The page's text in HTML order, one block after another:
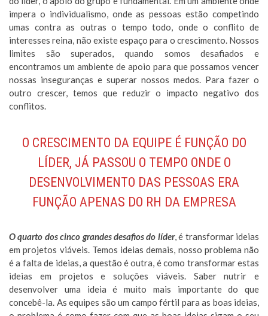
impera o individualismo, onde as pessoas estão competindo
umas contra as outras o tempo todo, onde o conflito de
interesses reina, não existe espaço para o crescimento. Nossos
limites são superados, quando somos desafiados e
encontramos um ambiente de apoio para que possamos vencer
nossas inseguranças e superar nossos medos. Para fazer o
outro crescer, temos que reduzir o impacto negativo dos
conflitos.
O CRESCIMENTO DA EQUIPE É FUNÇÃO DO
LÍDER, JÁ PASSOU O TEMPO ONDE O
DESENVOLVIMENTO DAS PESSOAS ERA
FUNÇÃO APENAS DO RH DA EMPRESA
O quarto dos cinco grandes desafios do líder, é transformar ideias
em projetos viáveis. Temos ideias demais, nosso problema não
é a falta de ideias, a questão é outra, é como transformar estas
ideias em projetos e soluções viáveis. Saber nutrir e
desenvolver uma ideia é muito mais importante do que
concebê-la. As equipes são um campo fértil para as boas ideias,